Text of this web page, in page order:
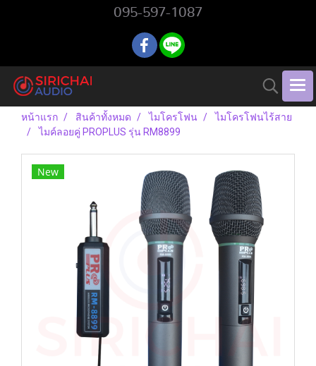
095-597-1087
หน้าแรก สินค้าทั้งหมด ไมโครโฟน
ไมโครโฟนไร้สาย
ไมค์ลอยคู่ PROPLUS รุ่น RM8899
New